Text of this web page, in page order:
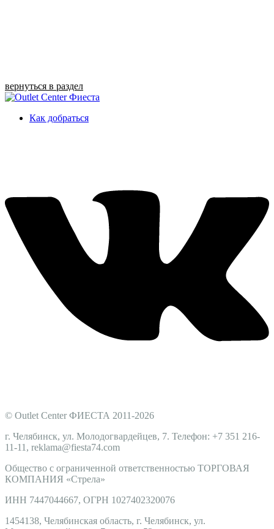
вернуться в раздел
Как добраться
© Outlet Center ФИЕСТА 2011-2026
г. Челябинск, ул. Молодогвардейцев, 7. Телефон: +7 351 216-
11-11, reklama@fiesta74.com
Общество с ограниченной ответственностью ТОРГОВАЯ
КОМПАНИЯ «Стрела»
ИНН 7447044667, ОГРН 1027402320076
1454138, Челябинская область, г. Челябинск, ул.